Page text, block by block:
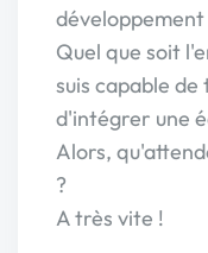
développement
Quel que soit
suis capable
d'intégrer une
Alors,
?
A très vite !